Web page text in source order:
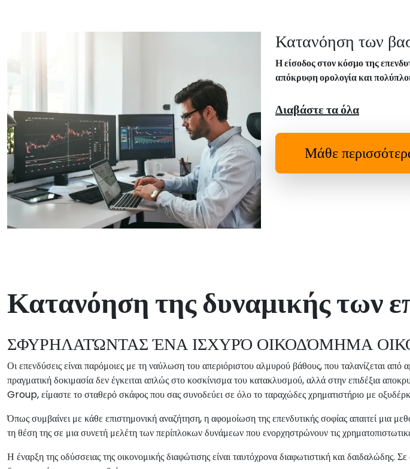
Κατανόηση των
Η είσοδος στον κόσμο της
απόκρυφη ορολογία και
Διαβάστε τα όλα
Μάθε
Κατανόηση της δυναμικής των
ΣΦΥΡΗΛΑΤΏΝΤΑΣ ΈΝΑ ΙΣΧΥΡΌ ΟΙΚΟΔΌΜΗΜΑ
Οι επενδύσεις είναι παρόμοιες με τη ναύλωση του απεριόριστου αλμυρού βάθους, που ταλανίζεται
πραγματική δοκιμασία δεν έγκειται απλώς στο κοσκίνισμα του κατακλυσμού, αλλά στην επιδέξια
Group, είμαστε το σταθερό σκάφος που σας συνοδεύει σε όλο το ταραχώδες χρηματιστήριο με
Όπως συμβαίνει με κάθε επιστημονική αναζήτηση, η αφομοίωση της επενδυτικής σοφίας απαιτεί μια
τη θέση της σε μια συνετή μελέτη των περίπλοκων δυνάμεων που ενορχηστρώνουν τις
Η έναρξη της οδύσσειας της οικονομικής διαφώτισης είναι ταυτόχρονα διαφωτιστική και δαιδαλώδης.